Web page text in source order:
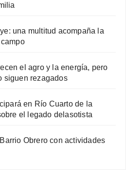
una multitud acompaña la
el agro y la energía, pero
siguen rezagados
en Río Cuarto de la
el legado delasotista
Obrero con actividades